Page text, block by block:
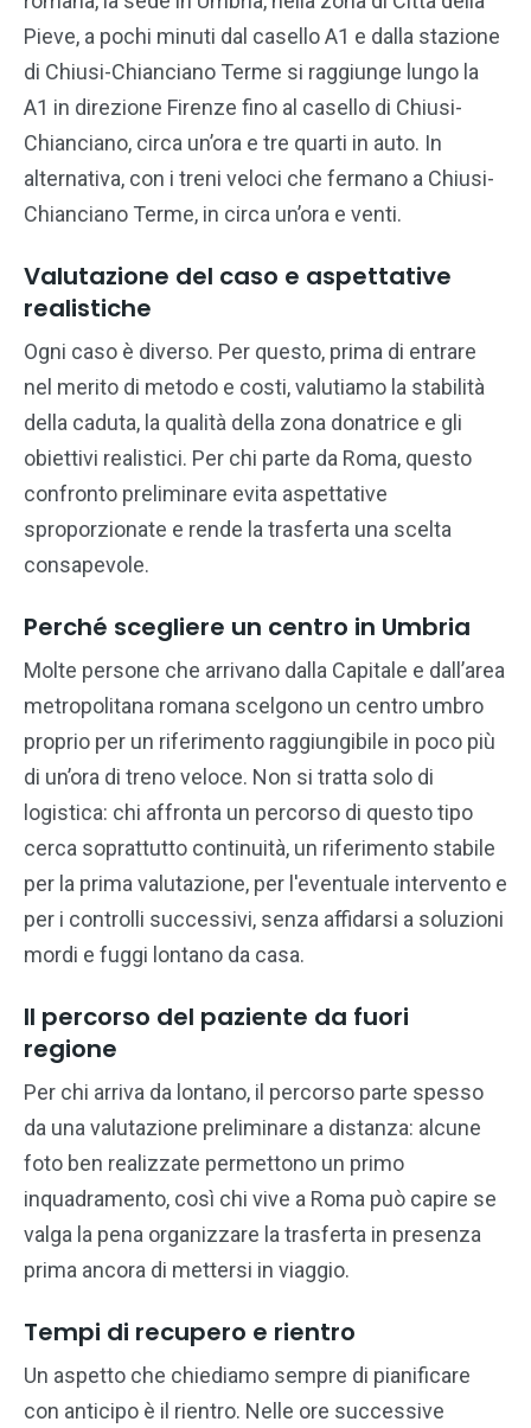
Pieve, a pochi minuti dal casello A1 e dalla stazione
di Chiusi-Chianciano Terme si raggiunge lungo la
A1 in direzione Firenze fino al casello di Chiusi-
Chianciano, circa un’ora e tre quarti in auto. In
alternativa, con i treni veloci che fermano a Chiusi-
Chianciano Terme, in circa un’ora e venti.
Valutazione del caso e aspettative
realistiche
Ogni caso è diverso. Per questo, prima di entrare
nel merito di metodo e costi, valutiamo la stabilità
della caduta, la qualità della zona donatrice e gli
obiettivi realistici. Per chi parte da Roma, questo
confronto preliminare evita aspettative
sproporzionate e rende la trasferta una scelta
consapevole.
Perché scegliere un centro in Umbria
Molte persone che arrivano dalla Capitale e dall’area
metropolitana romana scelgono un centro umbro
proprio per un riferimento raggiungibile in poco più
di un’ora di treno veloce. Non si tratta solo di
logistica: chi affronta un percorso di questo tipo
cerca soprattutto continuità, un riferimento stabile
per la prima valutazione, per l'eventuale intervento e
per i controlli successivi, senza affidarsi a soluzioni
mordi e fuggi lontano da casa.
Il percorso del paziente da fuori
regione
Per chi arriva da lontano, il percorso parte spesso
da una valutazione preliminare a distanza: alcune
foto ben realizzate permettono un primo
inquadramento, così chi vive a Roma può capire se
valga la pena organizzare la trasferta in presenza
prima ancora di mettersi in viaggio.
Tempi di recupero e rientro
Un aspetto che chiediamo sempre di pianificare
con anticipo è il rientro. Nelle ore successive